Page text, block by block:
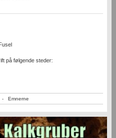
på følgende steder:
- Emnerne